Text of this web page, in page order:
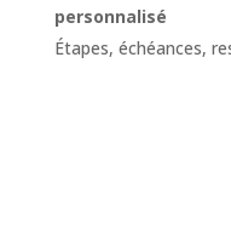
personnalisé
Étapes, échéances,